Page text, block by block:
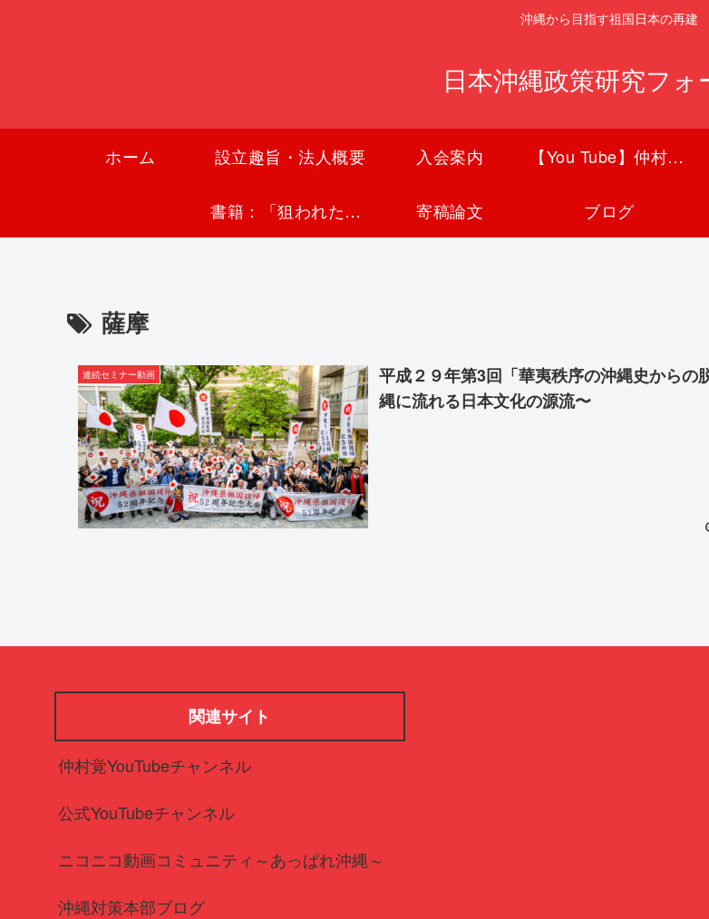
沖縄から目指す祖国日本の再建
日本沖縄政策研究フォ
ホーム 設立趣旨・法人概要 入会案内 【You Tube】仲村覚チャンネル
書籍：「狙われた沖縄〜真実の沖縄史が日本を救う〜」 寄稿論文 ブログ
薩摩
連続セミナー動画
平成２９年第3回「華夷秩序の沖縄史からの
縄に流れる日本文化の源流〜
関連サイト
仲村覚YouTubeチャンネル
公式YouTubeチャンネル
ニコニコ動画コミュニティ～あっぱれ沖縄～
沖縄対策本部ブログ